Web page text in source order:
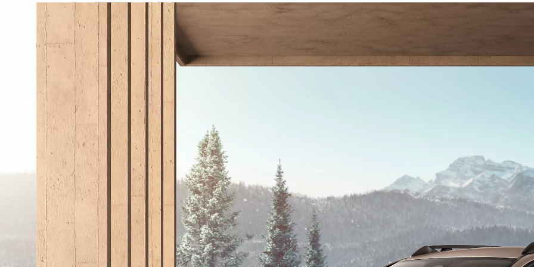
Vanaf € 31.895,-
€ 265,89 p/m*
Vanaf € 32.995,-
Corolla Touring Sports
HYBRIDE